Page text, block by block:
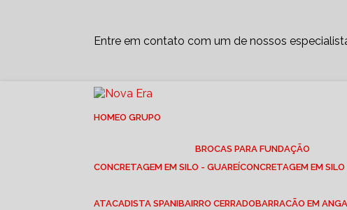
Entre em contato com um de nossos
HOME
O GRUPO
BROCAS PARA FUNDAÇÃO
CONCRETAGEM EM SILO - GUAREÍ CONCRETAGEM EM
ATACADISTA SPANI BAIRRO CERRADO BARRACÃO EM